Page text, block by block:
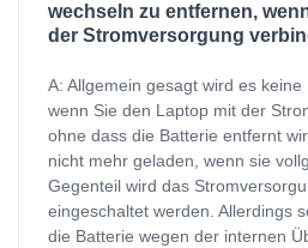
wechseln zu entfernen,
der Stromversorgung
A: Allgemein gesagt wird es
wenn Sie den Laptop mit der
ohne dass die Batterie entfernt
nicht mehr geladen, wenn sie
Gegenteil wird das
eingeschaltet werden. Allerdings
die Batterie wegen der internen